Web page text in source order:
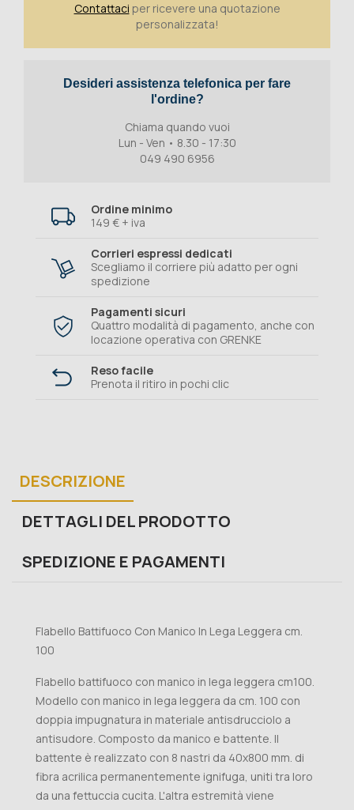
Contattaci per ricevere una quotazione
personalizzata!
Desideri assistenza telefonica per fare
l'ordine?
Chiama quando vuoi
Lun - Ven • 8.30 - 17:30
049 490 6956
Ordine minimo
149 € + iva
Corrieri espressi dedicati
Scegliamo il corriere più adatto per ogni
spedizione
Pagamenti sicuri
Quattro modalità di pagamento, anche con
locazione operativa con GRENKE
Reso facile
Prenota il ritiro in pochi clic
DESCRIZIONE
DETTAGLI DEL PRODOTTO
SPEDIZIONE E PAGAMENTI
Flabello Battifuoco Con Manico In Lega Leggera cm.
100
Flabello battifuoco con manico in lega leggera cm100.
Modello con manico in lega leggera da cm. 100 con
doppia impugnatura in materiale antisdrucciolo a
antisudore. Composto da manico e battente. Il
battente è realizzato con 8 nastri da 40x800 mm. di
fibra acrilica permanentemente ignifuga, uniti tra loro
da una fettuccia cucita. L'altra estremità viene